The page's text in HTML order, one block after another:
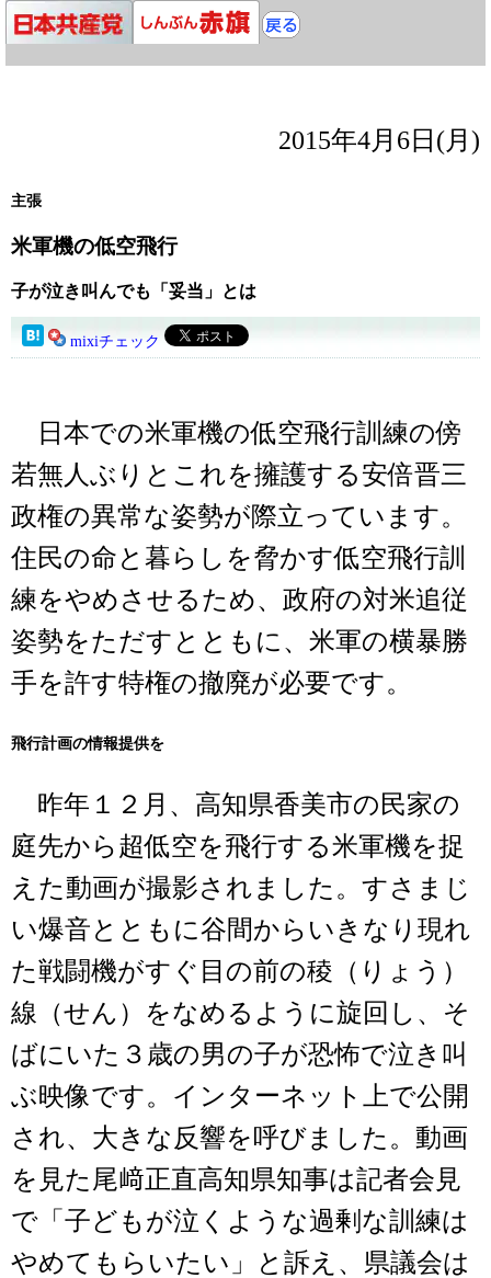
2015年4月6日(月)
主張
米軍機の低空飛行
子が泣き叫んでも「妥当」とは
mixiチェック
日本での米軍機の低空飛行訓練の傍
若無人ぶりとこれを擁護する安倍晋三
政権の異常な姿勢が際立っています。
住民の命と暮らしを脅かす低空飛行訓
練をやめさせるため、政府の対米追従
姿勢をただすとともに、米軍の横暴勝
手を許す特権の撤廃が必要です。
飛行計画の情報提供を
昨年１２月、高知県香美市の民家の
庭先から超低空を飛行する米軍機を捉
えた動画が撮影されました。すさまじ
い爆音とともに谷間からいきなり現れ
た戦闘機がすぐ目の前の稜（りょう）
線（せん）をなめるように旋回し、そ
ばにいた３歳の男の子が恐怖で泣き叫
ぶ映像です。インターネット上で公開
され、大きな反響を呼びました。動画
を見た尾﨑正直高知県知事は記者会見
で「子どもが泣くような過剰な訓練は
やめてもらいたい」と訴え、県議会は